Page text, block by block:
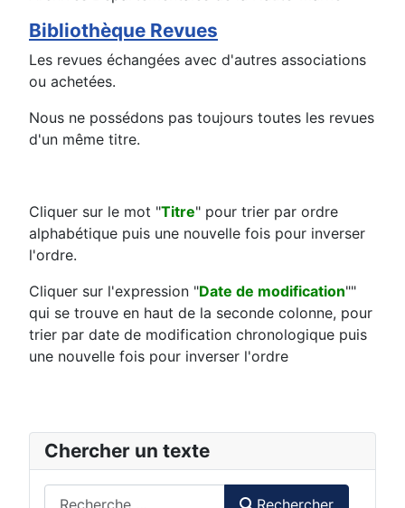
Chercher un texte
Bibliothèque Revues
Les revues échangées avec d'autres associations
ou achetées.
Nous ne possédons pas toujours toutes les revues
d'un même titre.
Cliquer sur le mot "Titre" pour trier par ordre
alphabétique puis une nouvelle fois pour inverser
l'ordre.
Cliquer sur l'expression "Date de modification""
qui se trouve en haut de la seconde colonne, pour
trier par date de modification chronologique puis
une nouvelle fois pour inverser l'ordre